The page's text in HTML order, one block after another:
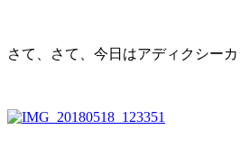
さて、さて、今日はアディクシー